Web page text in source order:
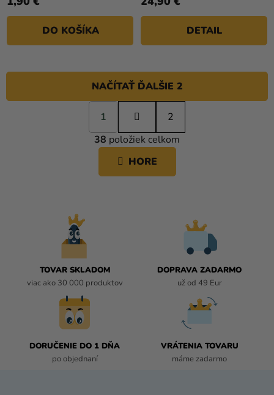
DO KOŠÍKA DETAIL
O
V
L
Á
NAČÍTAŤ ĎALŠIE 2
S
t
r
á
k
o
1
2
38 položiek celkom
HORE
TOVAR SKLADOM
viac ako 30 000 produktov
DOPRAVA ZADARMO
už od 49 Eur
DORUČENIE DO 1 DŇA
po objednaní
VRÁTENIA TOVARU
máme zadarmo